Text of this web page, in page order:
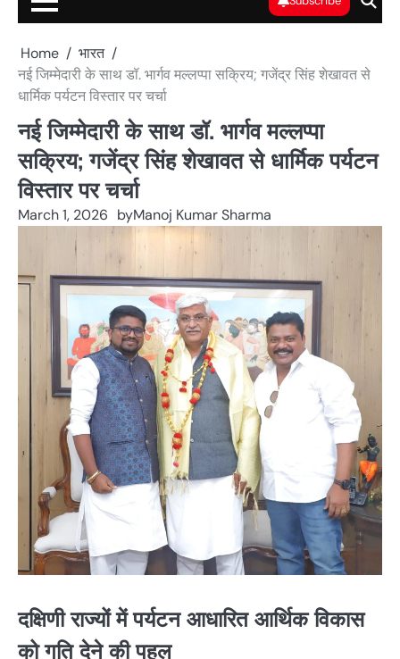
Home
भारत
नई जिम्मेदारी के साथ डॉ. भार्गव मल्लप्पा सक्रिय; गजेंद्र सिंह शेखावत से
धार्मिक पर्यटन विस्तार पर चर्चा
नई जिम्मेदारी के साथ डॉ. भार्गव मल्लप्पा
सक्रिय; गजेंद्र सिंह शेखावत से धार्मिक पर्यटन
विस्तार पर चर्चा
March 1, 2026 byManoj Kumar Sharma
दक्षिणी राज्यों में पर्यटन आधारित आर्थिक विकास
को गति देने की पहल